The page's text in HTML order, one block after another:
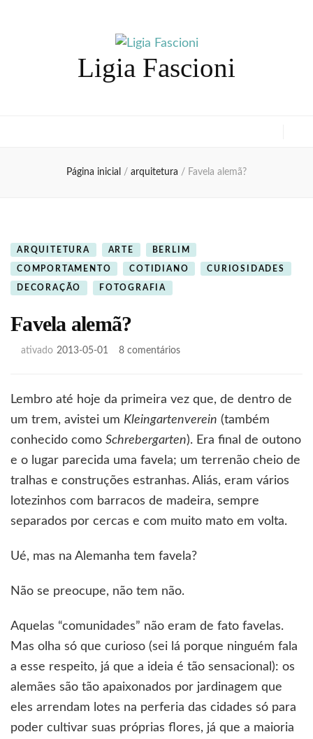
Ligia Fascioni
Página inicial / arquitetura / Favela alemã?
ARQUITETURA ARTE BERLIM
COMPORTAMENTO COTIDIANO CURIOSIDADES
DECORAÇÃO FOTOGRAFIA
Favela alemã?
ativado 2013-05-01 8 comentáriosem
Lembro até hoje da primeira vez que, de dentro de
um trem, avistei um Kleingartenverein (também
conhecido como Schrebergarten). Era final de outono
e o lugar parecida uma favela; um terrenão cheio de
tralhas e construções estranhas. Aliás, eram vários
lotezinhos com barracos de madeira, sempre
separados por cercas e com muito mato em volta.
Ué, mas na Alemanha tem favela?
Não se preocupe, não tem não.
Aquelas “comunidades” não eram de fato favelas.
Mas olha só que curioso (sei lá porque ninguém fala
a esse respeito, já que a ideia é tão sensacional): os
alemães são tão apaixonados por jardinagem que
eles arrendam lotes na perferia das cidades só para
poder cultivar suas próprias flores, já que a maioria